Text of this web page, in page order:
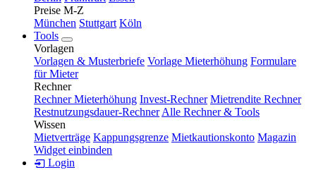
Preise M-Z
München Stuttgart Köln
Tools
Vorlagen
Vorlagen & Musterbriefe Vorlage Mieterhöhung Formulare
für Mieter
Rechner
Rechner Mieterhöhung Invest-Rechner Mietrendite Rechner
Restnutzungsdauer-Rechner Alle Rechner & Tools
Wissen
Mietverträge Kappungsgrenze Mietkautionskonto Magazin
Widget einbinden
Login